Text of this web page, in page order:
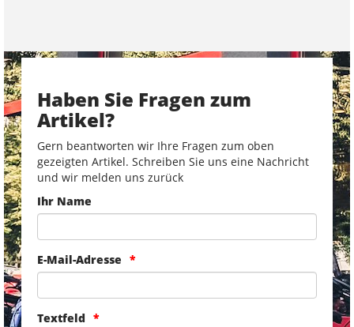
Haben Sie Fragen zum
Artikel?
Gern beantworten wir Ihre Fragen zum oben
gezeigten Artikel. Schreiben Sie uns eine Nachricht
und wir melden uns zurück
Ihr Name
E-Mail-Adresse
Textfeld